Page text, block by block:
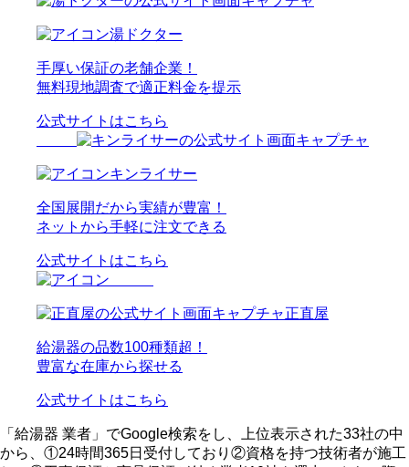
湯ドクター
手厚い保証の老舗企業！
無料現地調査で適正料金を提示
公式サイトはこちら
キンライサー
全国展開だから実績が豊富！
ネットから手軽に注文できる
公式サイトはこちら
正直屋
給湯器の品数100種類超！
豊富な在庫から探せる
公式サイトはこちら
「給湯器 業者」でGoogle検索をし、上位表示された33社の中
から、①24時間365日受付しており②資格を持つ技術者が施工